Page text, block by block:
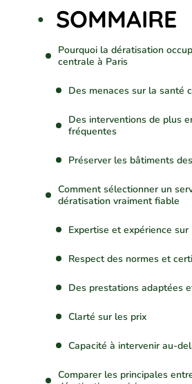
SOMMAIRE
Pourquoi la dératisation
centrale à Paris
Des menaces sur la santé
Des interventions de plus
fréquentes
Préserver les bâtiments
Comment sélectionner un
dératisation vraiment fiable
Expertise et expérience
Respect des normes et
Des prestations adaptées
Clarté sur les prix
Capacité à intervenir au-
Comparer les principales